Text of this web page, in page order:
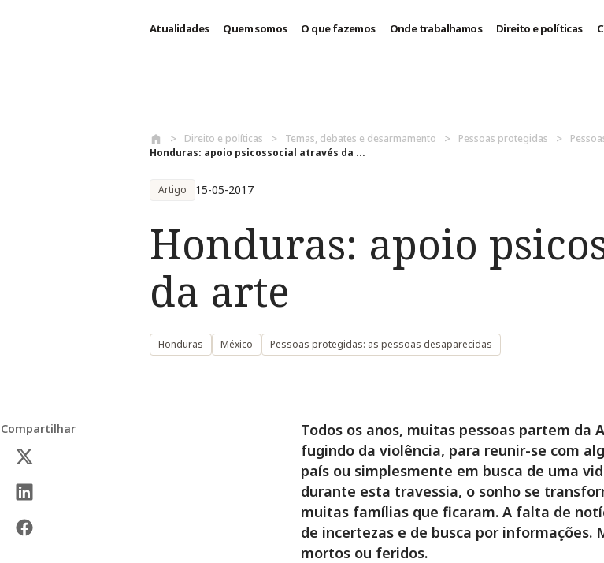
Atualidades Quem somos O que fazemos Onde trabalhamos Direito e políticas
Direito e políticas Temas, debates e desarmamento Pessoas protegidas
Honduras: apoio psicossocial através da ...
Artigo 15-05-2017
Honduras: apoio
da arte
Honduras México Pessoas protegidas: as pessoas desaparecidas
Compartilhar
Todos os anos, muitas pessoas partem da
fugindo da violência, para reunir-se com
país ou simplesmente em busca de uma
durante esta travessia, o sonho se
muitas famílias que ficaram. A falta de
de incertezas e de busca por informações.
mortos ou feridos.